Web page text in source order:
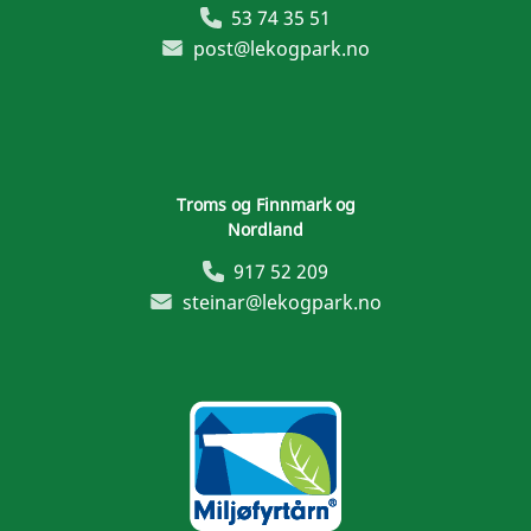
53 74 35 51
post@lekogpark.no
Troms og Finnmark og
Nordland
917 52 209
steinar@lekogpark.no